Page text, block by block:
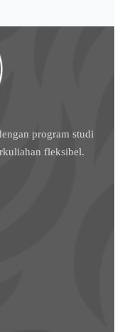
program studi
fleksibel.